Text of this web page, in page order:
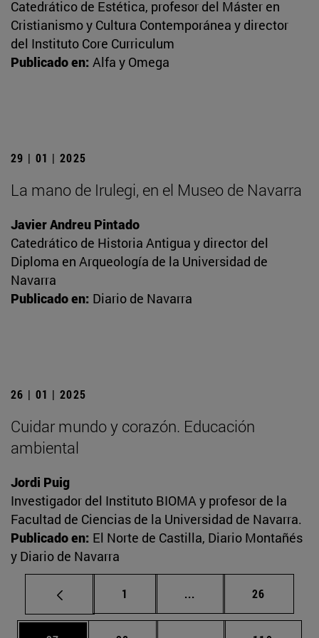
Catedrático de Estética, profesor del Máster en
Cristianismo y Cultura Contemporánea y director
del Instituto Core Curriculum
Publicado en: Alfa y Omega
29 | 01 | 2025
La mano de Irulegi, en el Museo de Navarra
Javier Andreu Pintado
Catedrático de Historia Antigua y director del
Diploma en Arqueología de la Universidad de
Navarra
Publicado en: Diario de Navarra
26 | 01 | 2025
Cuidar mundo y corazón. Educación
ambiental
Jordi Puig
Investigador del Instituto BIOMA y profesor de la
Facultad de Ciencias de la Universidad de Navarra.
Publicado en: El Norte de Castilla, Diario Montañés
y Diario de Navarra
Página
1 ... Páginas intermedias
Página
26